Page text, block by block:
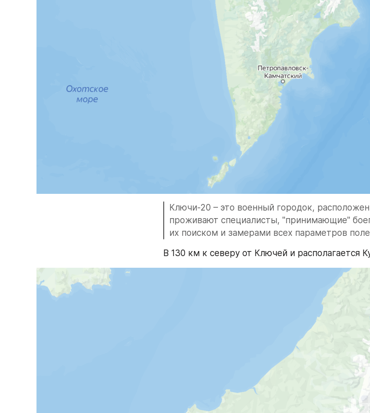
Ключи-20 – это военный городок,
проживают специалисты, "принимающие"
их поиском и замерами всех параметров
В 130 км к северу от Ключей и располагается